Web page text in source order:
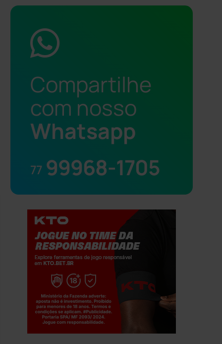
Compartilhe
com nosso
Whatsapp
77 99968-1705